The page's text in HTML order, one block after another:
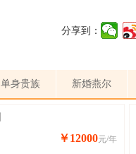
分享到：
单身贵族 新婚燕尔
￥12000元/年